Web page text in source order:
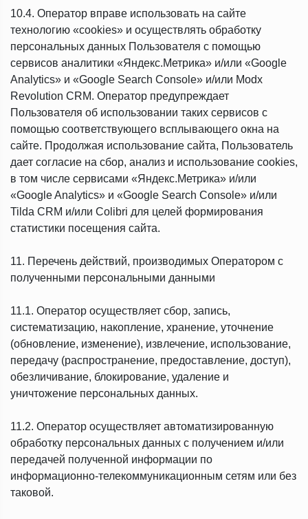
10.4. Оператор вправе использовать на сайте
технологию «cookies» и осуществлять обработку
персональных данных Пользователя с помощью
сервисов аналитики «Яндекс.Метрика» и/или «Google
Analytics» и «Google Search Console» и/или Modx
Revolution CRM. Оператор предупреждает
Пользователя об использовании таких сервисов с
помощью соответствующего всплывающего окна на
сайте. Продолжая использование сайта, Пользователь
дает согласие на сбор, анализ и использование cookies,
в том числе сервисами «Яндекс.Метрика» и/или
«Google Analytics» и «Google Search Console» и/или
Tilda CRM и/или Colibri для целей формирования
статистики посещения сайта.
11. Перечень действий, производимых Оператором с
полученными персональными данными
11.1. Оператор осуществляет сбор, запись,
систематизацию, накопление, хранение, уточнение
(обновление, изменение), извлечение, использование,
передачу (распространение, предоставление, доступ),
обезличивание, блокирование, удаление и
уничтожение персональных данных.
11.2. Оператор осуществляет автоматизированную
обработку персональных данных с получением и/или
передачей полученной информации по
информационно-телекоммуникационным сетям или без
таковой.